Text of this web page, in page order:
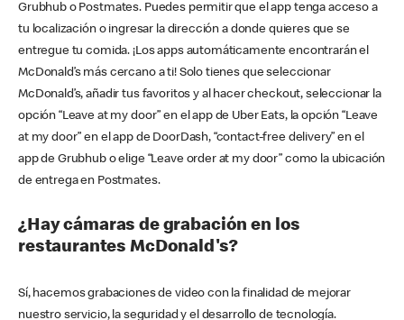
Grubhub o Postmates. Puedes permitir que el app tenga acceso a
tu localización o ingresar la dirección a donde quieres que se
entregue tu comida. ¡Los apps automáticamente encontrarán el
McDonald’s más cercano a ti! Solo tienes que seleccionar
McDonald’s, añadir tus favoritos y al hacer checkout, seleccionar la
opción “Leave at my door” en el app de Uber Eats, la opción “Leave
at my door” en el app de DoorDash, “contact-free delivery” en el
app de Grubhub o elige “Leave order at my door” como la ubicación
de entrega en Postmates.
¿Hay cámaras de grabación en los
restaurantes McDonald's?
Sí, hacemos grabaciones de video con la finalidad de mejorar
nuestro servicio, la seguridad y el desarrollo de tecnología.